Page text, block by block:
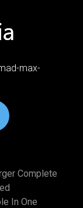
max-
Complete
In One